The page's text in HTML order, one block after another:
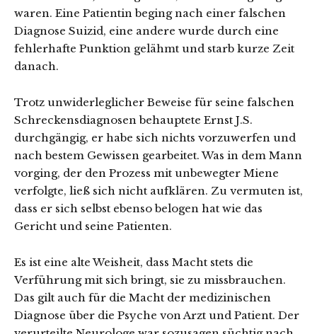
waren. Eine Patientin beging nach einer falschen
Diagnose Suizid, eine andere wurde durch eine
fehlerhafte Punktion gelähmt und starb kurze Zeit
danach.
Trotz unwiderleglicher Beweise für seine falschen
Schreckensdiagnosen behauptete Ernst J.S.
durchgängig, er habe sich nichts vorzuwerfen und
nach bestem Gewissen gearbeitet. Was in dem Mann
vorging, der den Prozess mit unbewegter Miene
verfolgte, ließ sich nicht aufklären. Zu vermuten ist,
dass er sich selbst ebenso belogen hat wie das
Gericht und seine Patienten.
Es ist eine alte Weisheit, dass Macht stets die
Verführung mit sich bringt, sie zu missbrauchen.
Das gilt auch für die Macht der medizinischen
Diagnose über die Psyche von Arzt und Patient. Der